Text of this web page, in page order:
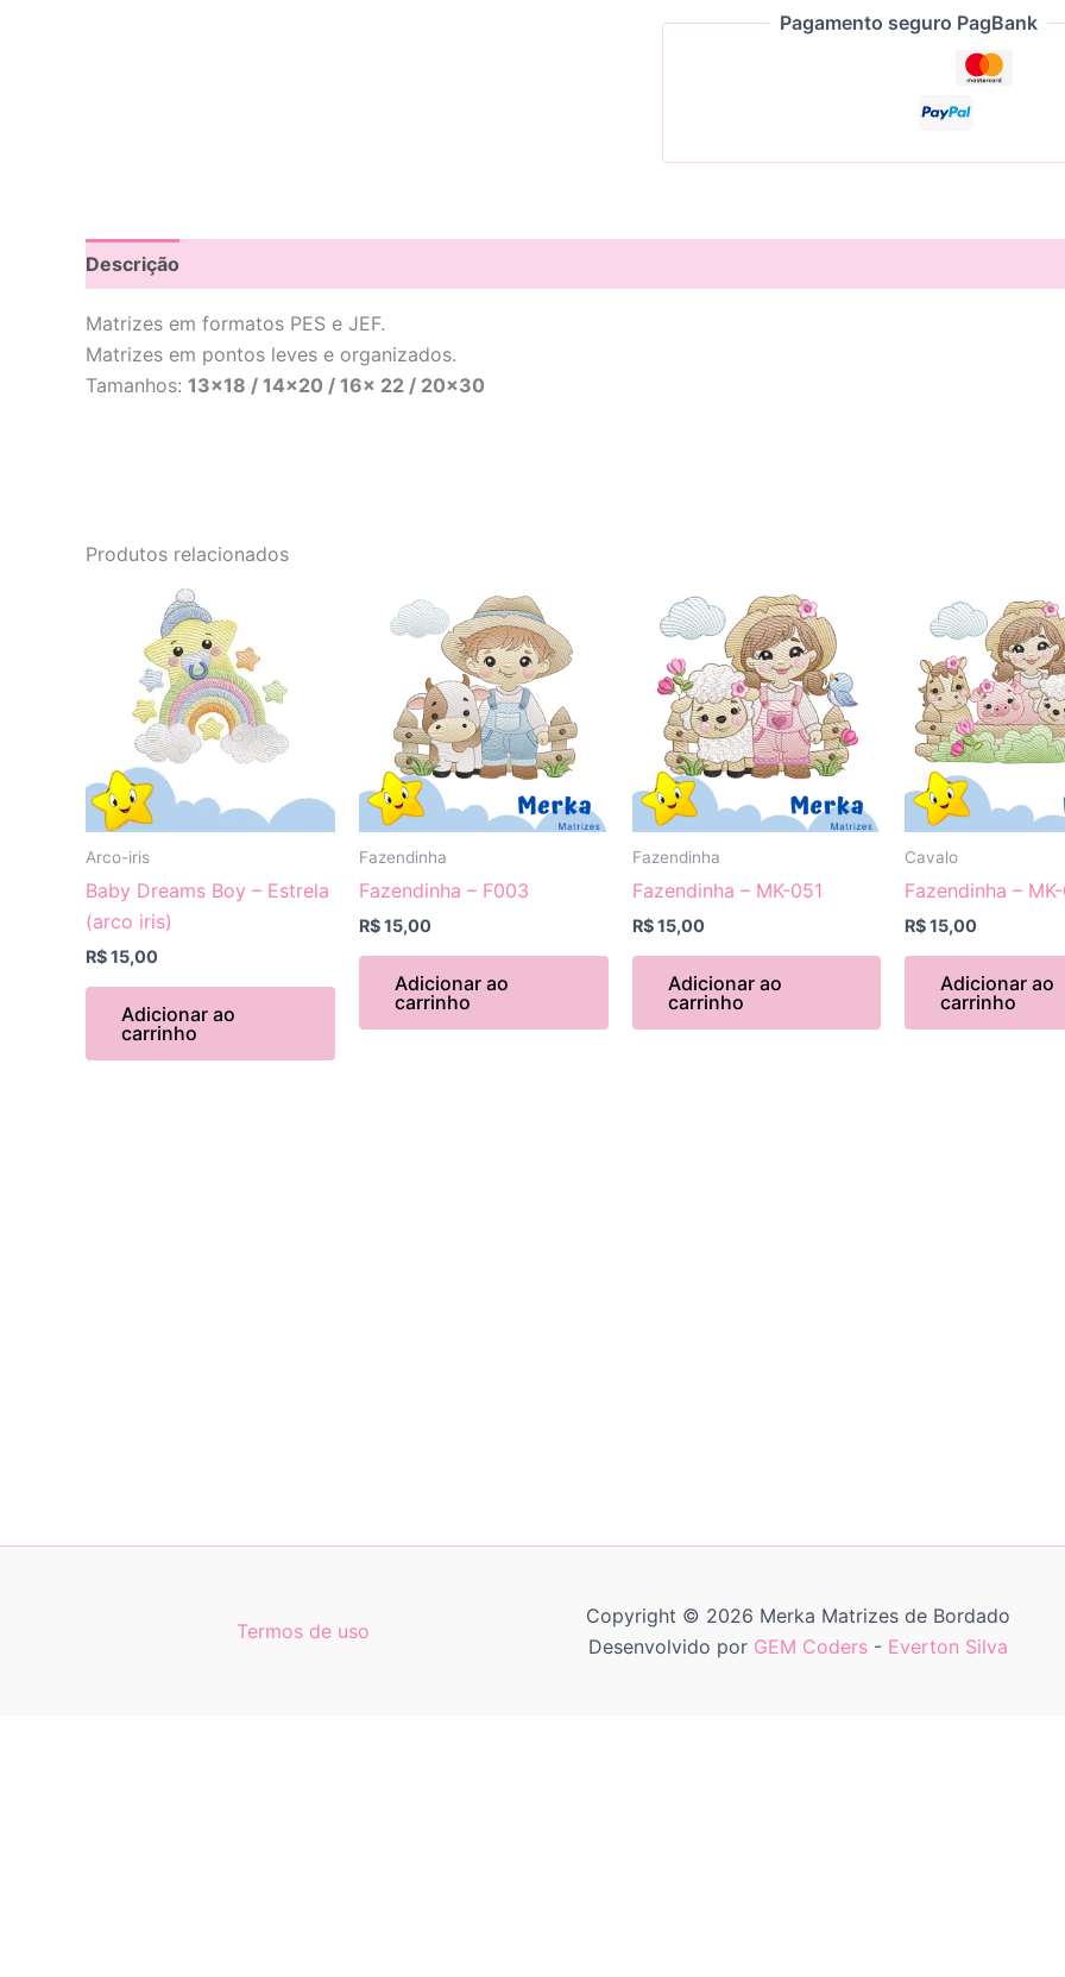
Pagamento seguro PagBank
Descrição
Matrizes em formatos PES e JEF.
Matrizes em pontos leves e organizados.
Tamanhos: 13×18 / 14×20 / 16x 22 / 20×30
Produtos relacionados
Arco-iris
Baby Dreams Boy – Estrela
(arco iris)
R$15,00
Adicionar ao
carrinho
Fazendinha
Fazendinha – F003
R$15,00
Adicionar ao
carrinho
Fazendinha
Fazendinha – MK-051
R$15,00
Adicionar ao
carrinho
Cavalo
Fazendinha –
R$15,00
Adicionar ao
carrinho
Termos de uso
Copyright © 2026 Merka Matrizes de Bordado
Desenvolvido por GEM Coders - Everton Silva